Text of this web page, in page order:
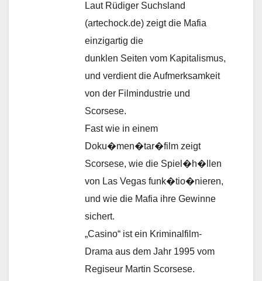
Laut Rüdiger Suchsland
(artechock.de) zeigt die Mafia
einzigartig die
dunklen Seiten vom Kapitalismus,
und verdient die Aufmerksamkeit
von der Filmindustrie und
Scorsese.
Fast wie in einem
Doku�men�tar�film zeigt
Scorsese, wie die Spiel�h�llen
von Las Vegas funk�tio�nieren,
und wie die Mafia ihre Gewinne
sichert.
„Casino“ ist ein Kriminalfilm-
Drama aus dem Jahr 1995 vom
Regiseur Martin Scorsese.